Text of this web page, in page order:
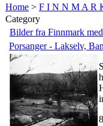
Home > F I N N M A R
Category
Bilder fra Finnmark
Porsanger - Lakselv,